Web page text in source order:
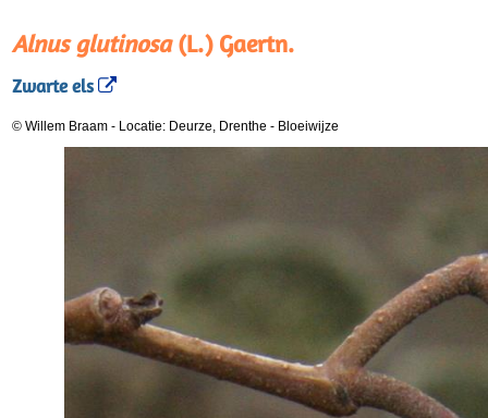
Alnus glutinosa(L.) Gaertn.
Zwarte els
© Willem Braam - Locatie: Deurze, Drenthe - Bloeiwijze